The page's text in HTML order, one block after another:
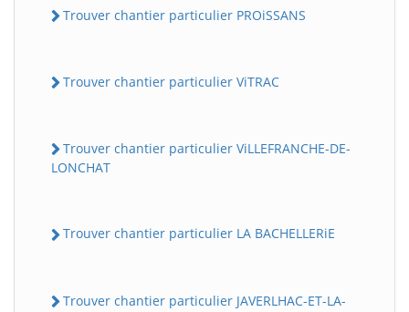
Trouver chantier particulier PROiSSANS
Trouver chantier particulier ViTRAC
Trouver chantier particulier ViLLEFRANCHE-DE-
LONCHAT
Trouver chantier particulier LA BACHELLERiE
Trouver chantier particulier JAVERLHAC-ET-LA-